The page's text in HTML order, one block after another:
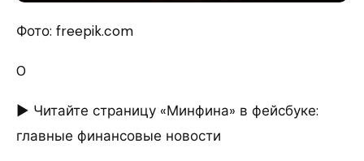
Фото: freepik.com
0
► Читайте страницу «Минфина» в фейсбуке:
главные финансовые новости